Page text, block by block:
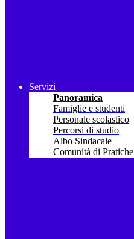
Servizi
Panoramica
Famiglie e studenti
Personale scolastico
Percorsi di studio
Albo Sindacale
Comunità di Pratiche